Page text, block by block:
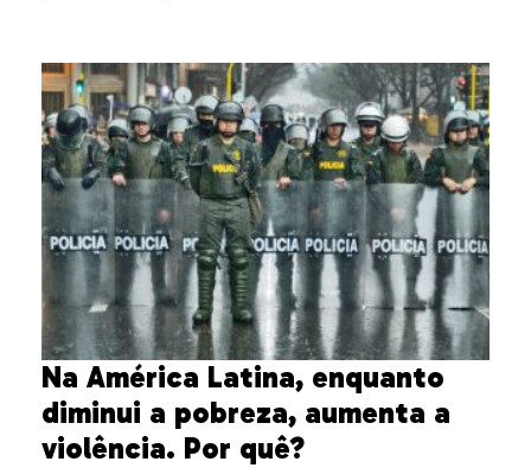
Na América Latina, enquanto
diminui a pobreza, aumenta a
violência. Por quê?